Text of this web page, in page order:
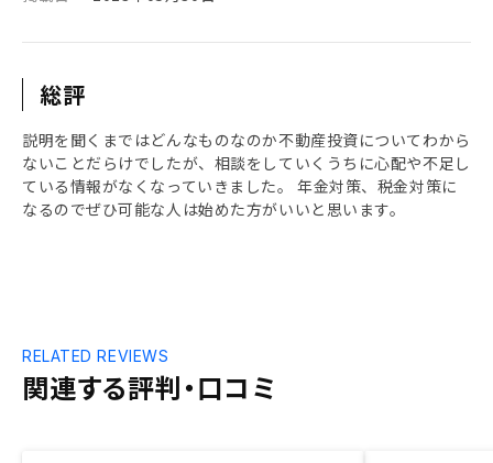
総評
説明を聞くまではどんなものなのか不動産投資についてわから
ないことだらけでしたが、相談をしていくうちに心配や不足し
ている情報がなくなっていきました。 年金対策、税金対策に
なるのでぜひ可能な人は始めた方がいいと思います。
関連する評判・口コミ
RELATED REVIEWS